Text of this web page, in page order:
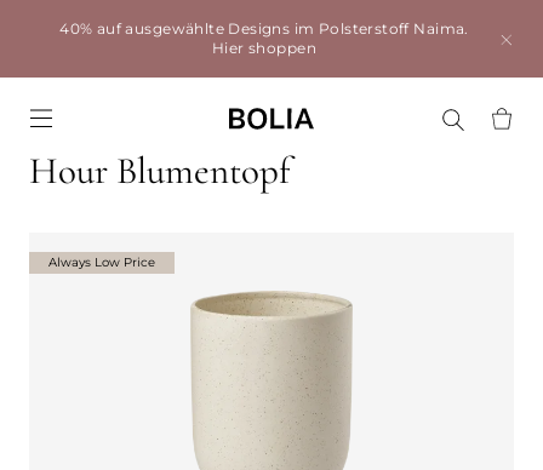
40% auf ausgewählte Designs im Polsterstoff Naima.
Hier shoppen
Hour Blumentopf
Always Low Price